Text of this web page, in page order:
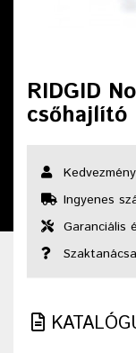
RIDGID
csőhajlító
Kedvezmény
Ingyenes
Garanciális